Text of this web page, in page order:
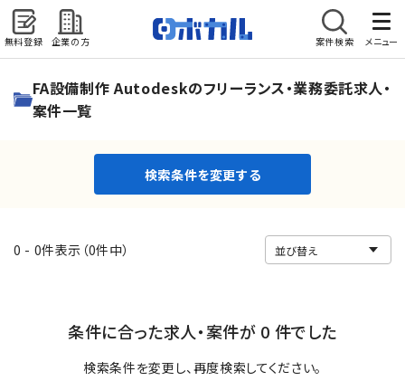
無料登録 企業の方 案件検索 メニュー
検索条件を変更する
FA設備制作 Autodeskのフリーランス・業務委託求人・
案件一覧
検索条件を変更する
0 - 0件表示（0件中）
条件に合った求人・案件が 0 件でした
検索条件を変更し、再度検索してください。